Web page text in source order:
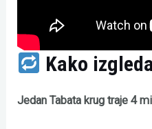
Kako
Jedan Tabata krug traje 4